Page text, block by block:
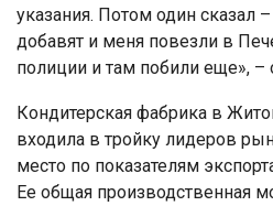
указания. Потом один сказал
добавят и меня повезли в
полиции и там побили еще», –
Кондитерская фабрика в
входила в тройку лидеров
место по показателям
Ее общая производственная